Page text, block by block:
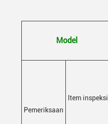
Model
Pemeriksaan
Item inspeksi